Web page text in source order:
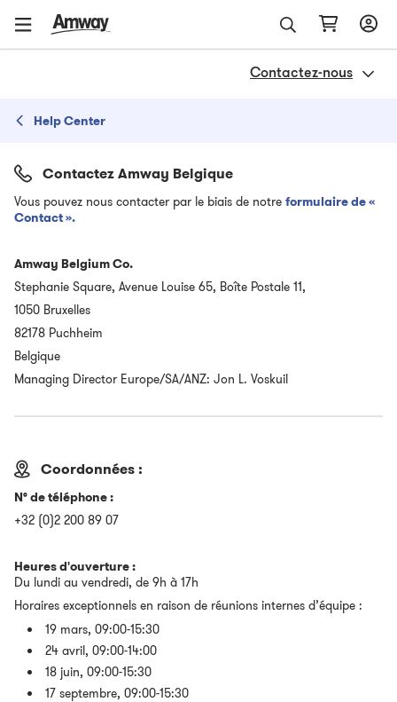
Contactez-nous
Help Center
Contactez Amway Belgique
Vous pouvez nous contacter par le biais de notre formulaire de «
Contact ».
Amway Belgium Co.
Stephanie Square, Avenue Louise 65, Boîte Postale 11,
1050 Bruxelles
82178 Puchheim
Belgique
Managing Director Europe/SA/ANZ: Jon L. Voskuil
Coordonnées :
N° de téléphone :
+32 (0)2 200 89 07
Heures d'ouverture :
Du lundi au vendredi, de 9h à 17h
Horaires exceptionnels en raison de réunions internes d’équipe :
19 mars, 09:00-15:30
24 avril, 09:00-14:00
18 juin, 09:00-15:30
17 septembre, 09:00-15:30